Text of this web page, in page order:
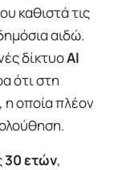
καθιστά τις
αιδώ.
δίκτυοAl
ότι στη
η οποία πλέον
30 ετών,